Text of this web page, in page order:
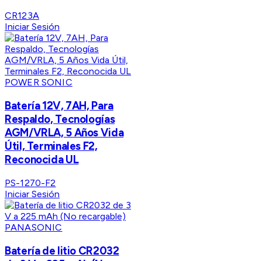
CR123A
Iniciar Sesión
POWER SONIC
Batería 12V, 7AH, Para
Respaldo, Tecnologías
AGM/VRLA, 5 Años Vida
Útil, Terminales F2,
Reconocida UL
PS-1270-F2
Iniciar Sesión
PANASONIC
Batería de litio CR2032